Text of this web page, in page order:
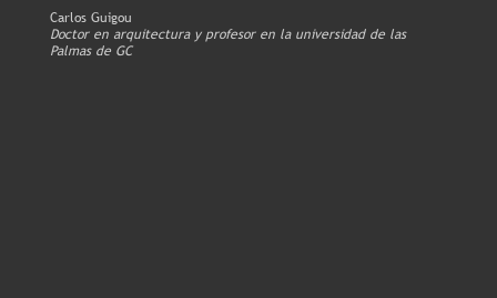
Carlos Guigou
Doctor en arquitectura y profesor en la universidad de las
Palmas de GC